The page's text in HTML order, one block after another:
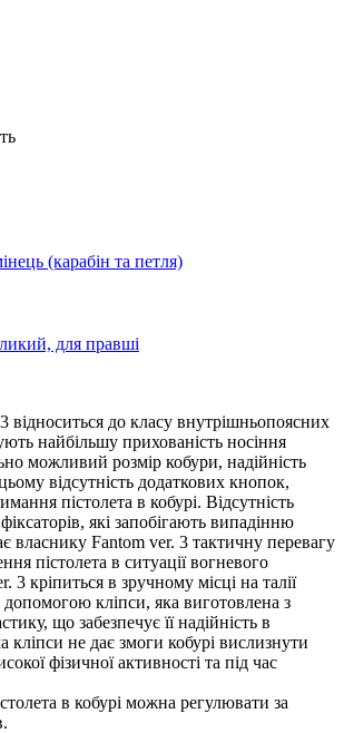
(карабін та петля)
для правші
відноситься до класу внутрішньопоясних
найбільшу прихованість носіння
можливий розмір кобури, надійність
відсутність додаткових кнопок,
пістолета в кобурі. Відсутність
які запобігають випадінню
власнику Fantom ver. 3 тактичну перевагу
пістолета в ситуації вогневого
3 кріпиться в зручному місці на талії
допомогою кліпси, яка виготовлена з
що забезпечує її надійність в
кліпси не дає змоги кобурі вислизнути
фізичної активності та під час
в кобурі можна регулювати за